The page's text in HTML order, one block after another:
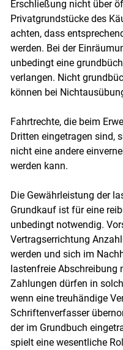
Erschließung nicht über
Privatgrundstücke des
achten, dass
werden. Bei der
unbedingt eine
verlangen. Nicht
können bei
Fahrtrechte, die beim
Dritten eingetragen sind,
nicht eine andere
werden kann.
Die Gewährleistung der
Grundkauf ist für eine
unbedingt notwendig.
Vertragserrichtung
werden und sich im
lastenfreie Abschreibung
Zahlungen dürfen in
wenn eine treuhändige
Schriftenverfasser
der im Grundbuch
spielt eine wesentliche